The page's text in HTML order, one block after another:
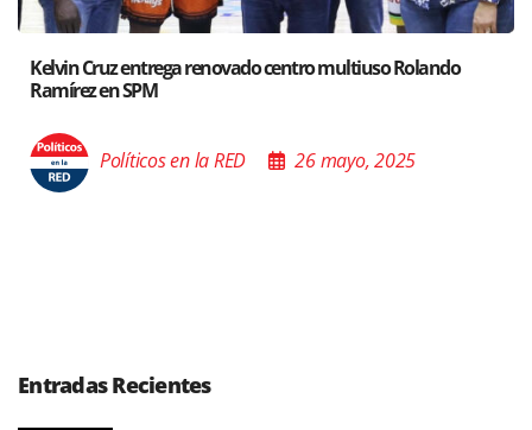
Santiago acoge exposición del Ministro de Cultura
Poder de las Buenas Palabras”
Políticos en la RED 26 mayo, 2025
Entradas Recientes